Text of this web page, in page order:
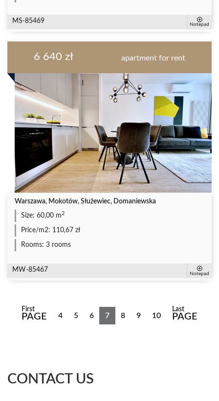
MS-85469
Notepad
6 640 zł apartment for rent
Warszawa, Mokotów, Służewiec, Domaniewska
Size: 60,00 m2
Price/m2: 110,67 zł
Rooms: 3 rooms
MW-85467
Notepad
First
PAGE 4 5 6 7 8 9 10
Last
PAGE
CONTACT US